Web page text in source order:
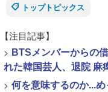
トップトピックス
【注目記事】
> BTSメンバーからの
れた韓国芸人、退院 麻
> 何を意味するのか...